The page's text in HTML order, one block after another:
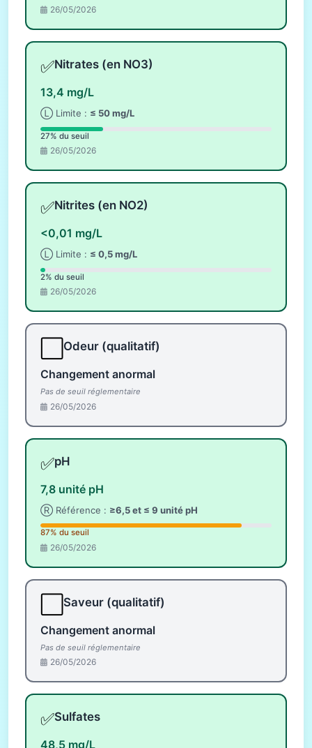
26/05/2026
✅Nitrates (en NO3)
13,4 mg/L
Ⓛ Limite : ≤ 50 mg/L
27% du seuil
26/05/2026
✅Nitrites (en NO2)
<0,01 mg/L
Ⓛ Limite : ≤ 0,5 mg/L
2% du seuil
26/05/2026
Odeur (qualitatif)
Changement anormal
Pas de seuil réglementaire
26/05/2026
✅pH
7,8 unité pH
Ⓡ Référence : ≥6,5 et ≤ 9 unité pH
87% du seuil
26/05/2026
Saveur (qualitatif)
Changement anormal
Pas de seuil réglementaire
26/05/2026
✅Sulfates
48,5 mg/L